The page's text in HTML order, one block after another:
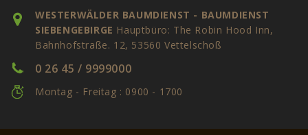
WESTERWÄLDER BAUMDIENST - BAUMDIENST
SIEBENGEBIRGE Hauptbüro: The Robin Hood Inn,
Bahnhofstraße. 12, 53560 Vettelschoß
0 26 45 / 9999000
Montag - Freitag : 0900 - 1700